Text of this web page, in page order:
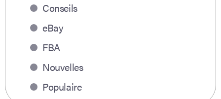
Conseils
eBay
FBA
Nouvelles
Populaire